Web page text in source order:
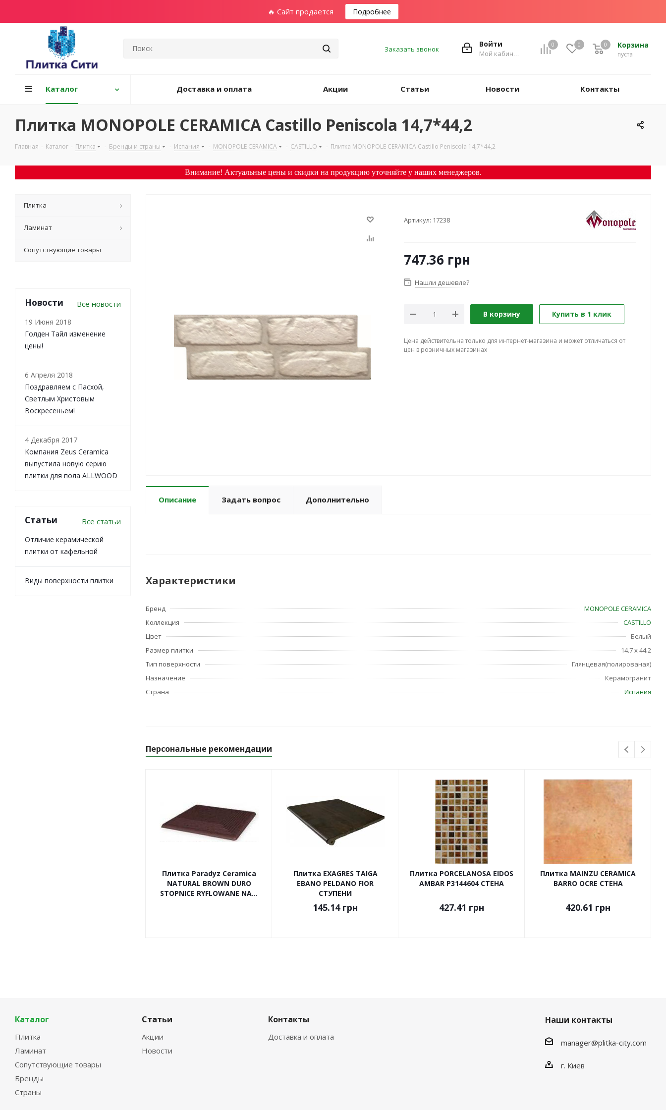
🔥 Сайт продается Подробнее
0 0 Корзина
пуста
0
Войти
Мой кабинет
Заказать звонок
Каталог Доставка и оплата Акции Статьи Новости Контакты
Плитка MONOPOLE CERAMICA Castillo Peniscola 14,7*44,2
Главная - Каталог - Плитка - Бренды и страны - Испания - MONOPOLE CERAMICA - CASTILLO - Плитка MONOPOLE CERAMICA Castillo Peniscola 14,7*44,2
Внимание! Актуальные цены и скидки на продукцию уточняйте у наших менеджеров.
Артикул: 17238
747.36 грн
Нашли дешевле?
В корзину Купить в 1 клик
Цена действительна только для интернет-магазина и может отличаться от
цен в розничных магазинах
Описание Задать вопрос Дополнительно
Характеристики
Бренд
MONOPOLE CERAMICA
Коллекция
CASTILLO
Цвет
Белый
Размер плитки
14.7 x 44.2
Тип поверхности
Глянцевая(полированая)
Назначение
Керамогранит
Страна
Испания
Персональные рекомендации
Плитка Paradyz Ceramica
NATURAL BROWN DURO
STOPNICE RYFLOWANE NA...
Плитка EXAGRES TAIGA
EBANO PELDANO FIOR
СТУПЕНИ
145.14грн
Плитка PORCELANOSA EIDOS
AMBAR P3144604 СТЕНА
427.41 грн
Плитка MAINZU CERAMICA
BARRO OCRE СТЕНА
420.61 грн
Плитка
Ламинат
Сопутствующие товары
Новости Все новости
19 Июня 2018
Голден Тайл изменение
цены!
6 Апреля 2018
Поздравляем с Пасхой,
Светлым Христовым
Воскресеньем!
4 Декабря 2017
Компания Zeus Ceramica
выпустила новую серию
плитки для пола ALLWOOD
Статьи Все статьи
Отличие керамической
плитки от кафельной
Виды поверхности плитки
Каталог
Плитка
Ламинат
Сопутствующие товары
Бренды
Страны
Статьи
Акции
Новости
Контакты
Доставка и оплата
Наши контакты
manager@plitka-city.com
г. Киев